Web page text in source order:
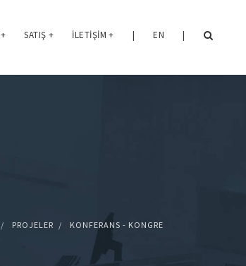
+ SATIŞ + İLETIŞIM + | EN |
PROJELER KONFERANS - KONGRE